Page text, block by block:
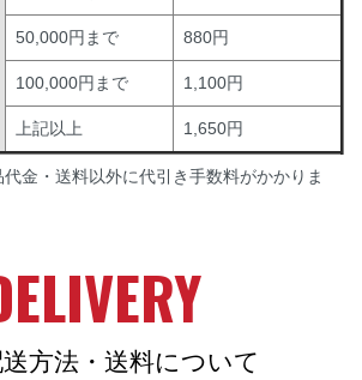
50,000円まで 880円
100,000円まで 1,100円
上記以上 1,650円
金・送料以外に代引き手数料がかかりま
方法・送料について